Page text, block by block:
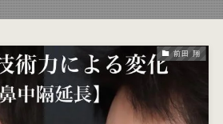
前田 翔